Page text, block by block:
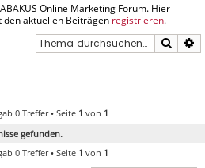
Online Marketing Forum. Hier
den aktuellen Beiträgen registrieren.
Suche
0 Treffer • Seite 1 von 1
gefunden.
0 Treffer • Seite 1 von 1